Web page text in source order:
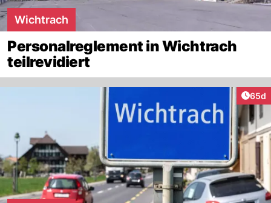
Wichtrach
Personalreglement in Wichtrach
teilrevidiert
65d